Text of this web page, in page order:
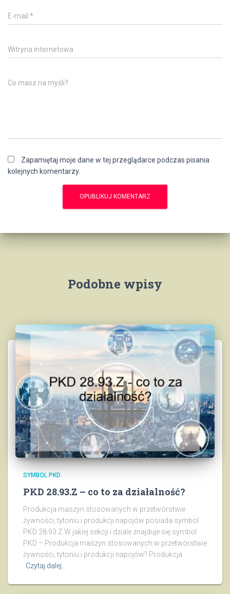
E-mail *
Witryna internetowa
Co masz na myśli?
Zapamiętaj moje dane w tej przeglądarce podczas pisania
kolejnych komentarzy.
Podobne wpisy
SYMBOL PKD
PKD 28.93.Z – co to za działalność?
Produkcja maszyn stosowanych w przetwórstwie
żywności, tytoniu i produkcji napojów posiada symbol
PKD 28.93.Z W jakiej sekcji i dziale znajduje się symbol
PKD – Produkcja maszyn stosowanych w przetwórstwie
żywności, tytoniu i produkcji napojów? Produkcja
Czytaj dalej…